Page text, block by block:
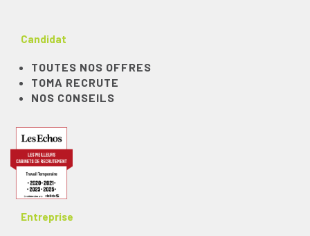
Candidat
TOUTES NOS OFFRES
TOMA RECRUTE
NOS CONSEILS
Entreprise